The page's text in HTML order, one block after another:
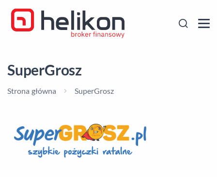
SuperGrosz
Strona główna SuperGrosz